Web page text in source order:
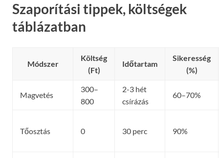
Szaporítási tippek, költségek
táblázatban
Módszer
Költség
(Ft)
Időtartam
Sikeresség
(%)
Magvetés
300–
800
2-3 hét
csírázás
60–70%
Tőosztás 0 30 perc 90%